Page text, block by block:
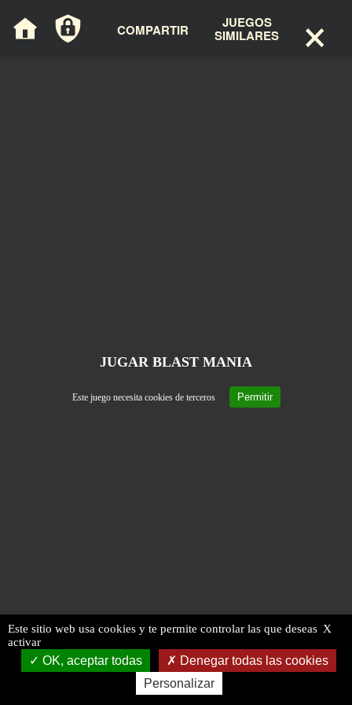
COMPARTIR JUEGOS
SIMILARES ×
JUGAR BLAST MANIA
Este juego necesita cookies de terceros Permitir
X
Este sitio web usa cookies y te permite controlar las que deseas
activar
OK, aceptar todas
Denegar todas las cookies
Personalizar